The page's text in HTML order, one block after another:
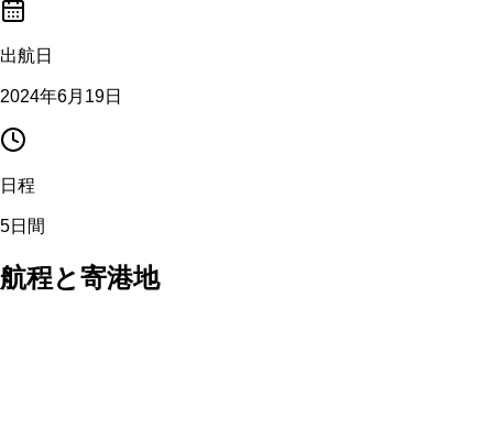
出航日
2024年6月19日
日程
5日間
航程と寄港地